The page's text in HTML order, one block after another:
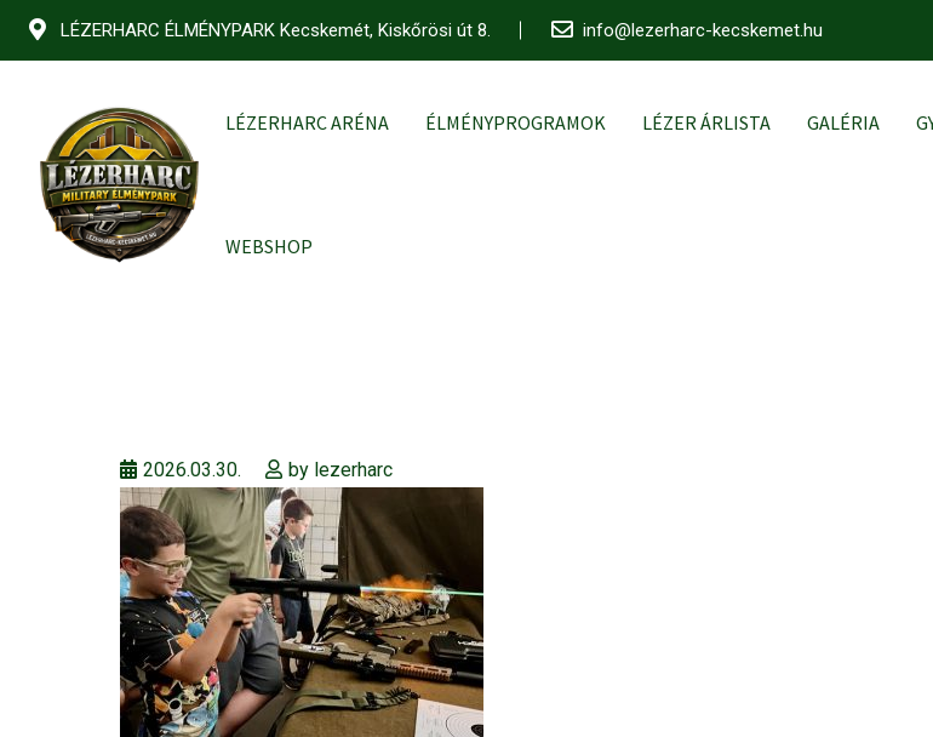
Skip
LÉZERHARC ÉLMÉNYPARK Kecskemét, Kiskőrösi út 8. info@lezerharc-kecskemet.hu
LÉZERHARC ARÉNA ÉLMÉNYPROGRAMOK LÉZER ÁRLISTA GALÉRIA
WEBSHOP
2026.03.30. by lezerharc